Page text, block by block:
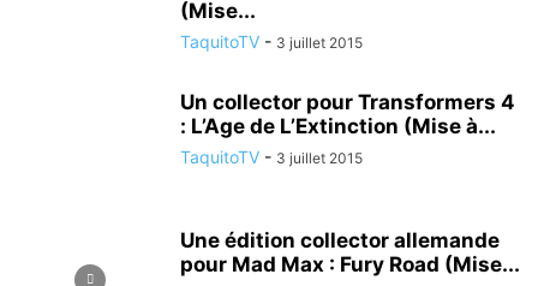
(Mise...
TaquitoTV - 3 juillet 2015
Un collector pour Transformers 4
: L’Age de L’Extinction (Mise à...
TaquitoTV - 3 juillet 2015
Une édition collector allemande
pour Mad Max : Fury Road (Mise...